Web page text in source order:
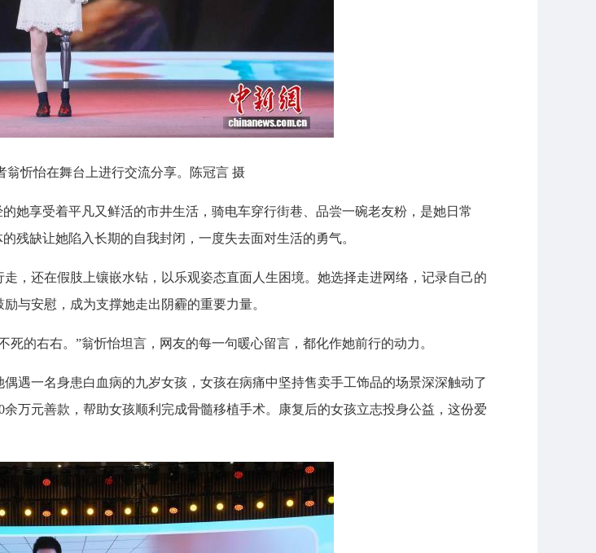
翁忻怡在舞台上进行交流分享。陈冠言 摄
她享受着平凡又鲜活的市井生活，骑电车穿行街巷、品尝一碗老友粉，是她日常
残缺让她陷入长期的自我封闭，一度失去面对生活的勇气。
，还在假肢上镶嵌水钻，以乐观姿态直面人生困境。她选择走进网络，记录自己的
与安慰，成为支撑她走出阴霾的重要力量。
的右右。”翁忻怡坦言，网友的每一句暖心留言，都化作她前行的动力。
遇一名身患白血病的九岁女孩，女孩在病痛中坚持售卖手工饰品的场景深深触动了
万元善款，帮助女孩顺利完成骨髓移植手术。康复后的女孩立志投身公益，这份爱